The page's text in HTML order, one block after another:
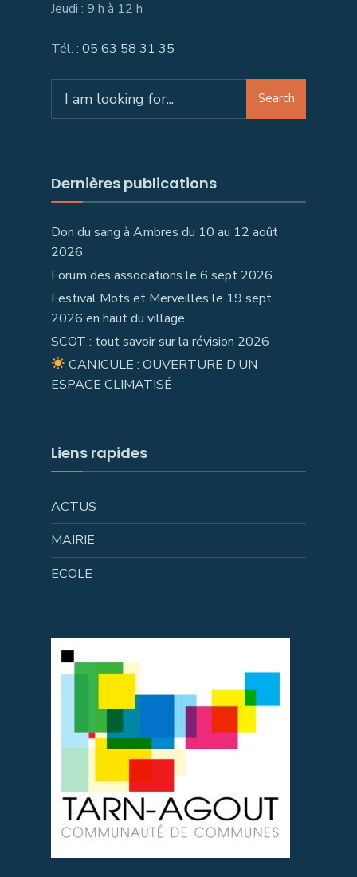
Jeudi : 9 h à 12 h
Tél. : 05 63 58 31 35
for:
Search
Dernières publications
Don du sang à Ambres du 10 au 12 août
2026
Forum des associations le 6 sept 2026
Festival Mots et Merveilles le 19 sept
2026 en haut du village
SCOT : tout savoir sur la révision 2026
CANICULE : OUVERTURE D’UN
ESPACE CLIMATISÉ
Liens rapides
ACTUS
MAIRIE
ECOLE